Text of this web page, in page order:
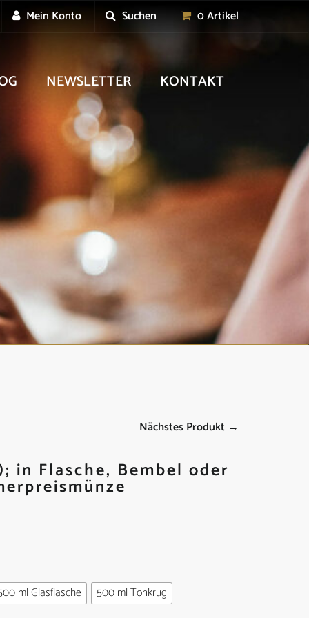
Mein Konto Suchen 0 Artikel
NEWSLETTER KONTAKT
Nächstes Produkt →
in Flasche, Bembel oder
ml Glasflasche 500 ml Tonkrug